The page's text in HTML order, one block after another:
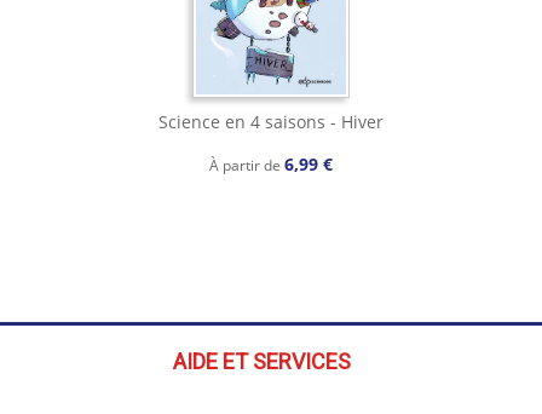
Science en 4 saisons - Hiver
À partir de 6,99 €
AIDE ET SERVICES